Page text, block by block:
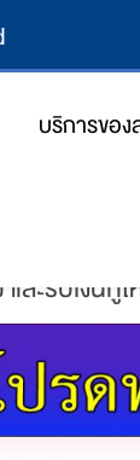
บริการขอ
ะรับเงินกู้